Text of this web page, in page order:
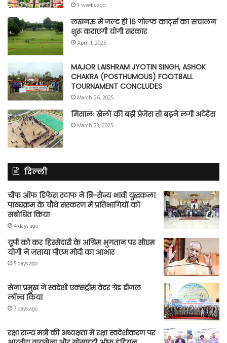
3 weeks ago
लखनऊ में जल्द ही 16 गोल्फ कार्ट्स का संचालन
शुरू कराएगी योगी सरकार
April 1, 2025
MAJOR LAISHRAM JYOTIN SINGH, ASHOK
CHAKRA (POSTHUMOUS) FOOTBALL
TOURNAMENT CONCLUDES
March 26, 2025
मिसालः खेलों की बढ़ी प्रेजेंस तो बढ़ने लगी अटेंडेंस
March 23, 2025
दिल्ली
चीफ ऑफ डिफेंस स्टाफ ने त्रि-सैन्य भावी युद्धकला
पाठ्यक्रम के चौथे संस्करण में प्रतिभागियों को
संबोधित किया
4 days ago
यूपी को कर हिस्सेदारी के अग्रिम भुगतान पर सीएम
योगी ने जताया पीएम मोदी का आभार
5 days ago
सेना प्रमुख ने स्वदेशी एक्सट्रीम वेदर ग्रेड डीजल
लॉन्च किया
7 days ago
रक्षा राज्य मंत्री की अध्यक्षता में रक्षा स्वदेशीकरण पर